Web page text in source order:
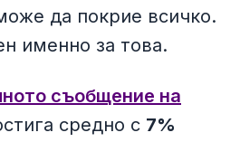
да покрие всичко.
именно за това.
съобщение на
средно с 7%